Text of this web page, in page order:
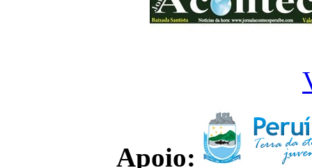
Apoio: